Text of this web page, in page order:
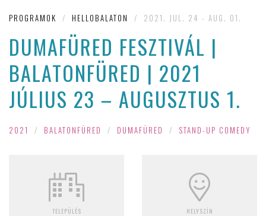
PROGRAMOK / HELLOBALATON / 2021. JUL. 24 - AUG. 01.
DUMAFÜRED FESZTIVÁL |
BALATONFÜRED | 2021
JÚLIUS 23 – AUGUSZTUS 1.
2021 / BALATONFÜRED / DUMAFÜRED / STAND-UP COMEDY
TELEPÜLÉS HELYSZÍN